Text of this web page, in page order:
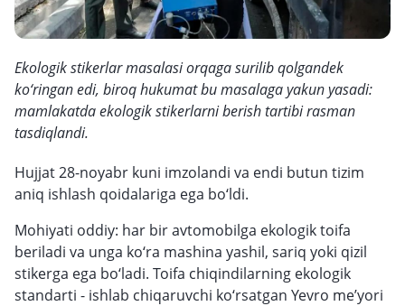
Ekologik stikerlar masalasi orqaga surilib qolgandek
ko‘ringan edi, biroq hukumat bu masalaga yakun yasadi:
mamlakatda ekologik stikerlarni berish tartibi rasman
tasdiqlandi.
Hujjat 28-noyabr kuni imzolandi va endi butun tizim
aniq ishlash qoidalariga ega bo‘ldi.
Mohiyati oddiy: har bir avtomobilga ekologik toifa
beriladi va unga ko‘ra mashina yashil, sariq yoki qizil
stikerga ega bo‘ladi. Toifa chiqindilarning ekologik
standarti - ishlab chiqaruvchi ko‘rsatgan Yevro me’yori